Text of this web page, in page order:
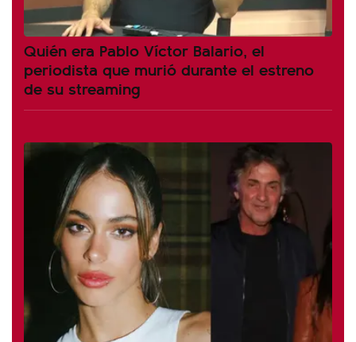
Quién era Pablo Víctor Balario, el
periodista que murió durante el estreno
de su streaming